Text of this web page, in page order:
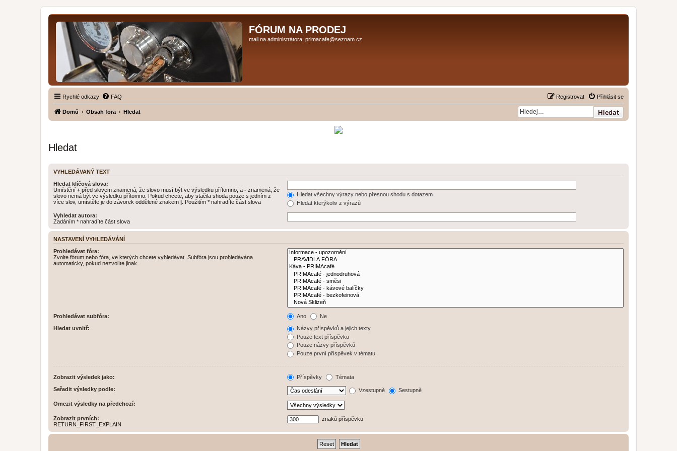
FÓRUM NA PRODEJ
mail na administrátora: primacafe@seznam.cz
Rychlé odkazy FAQ Přihlásit se
Registrovat
Domů Obsah fora Hledat Hledat
Hledat
VYHLEDÁVANÝ TEXT
Hledat klíčová slova:
Umístění + před slovem znamená, že slovo musí být ve výsledku přítomno, a - znamená, že
slovo nemá být ve výsledku přítomno. Pokud chcete, aby stačila shoda pouze s jedním z
více slov, umístěte je do závorek oddělené znakem
. Použitím * nahradíte část slova
Hledat všechny výrazy nebo přesnou shodu s dotazem
Hledat kterýkoliv z výrazů
Vyhledat autora:
Zadáním * nahradíte část slova
NASTAVENÍ VYHLEDÁVÁNÍ
Prohledávat fóra:
Zvolte fórum nebo fóra, ve kterých chcete vyhledávat. Subfóra jsou prohledávána
automaticky, pokud nezvolíte jinak.
Prohledávat subfóra: Ano Ne
Hledat uvnitř:
Názvy příspěvků a jejich texty
Pouze text příspěvku
Pouze názvy příspěvků
Pouze první příspěvek v tématu
Zobrazit výsledek jako: Příspěvky Témata
Seřadit výsledky podle: Vzestupně Sestupně
Omezit výsledky na předchozí:
Zobrazit prvních:
RETURN_FIRST_EXPLAIN
znaků příspěvku